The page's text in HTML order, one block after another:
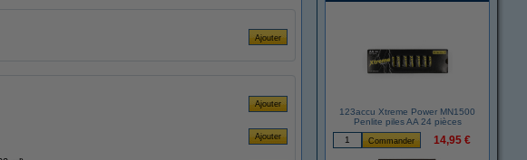
123accu Xtreme Power MN1500
Penlite piles AA 24 pièces
14,95 €